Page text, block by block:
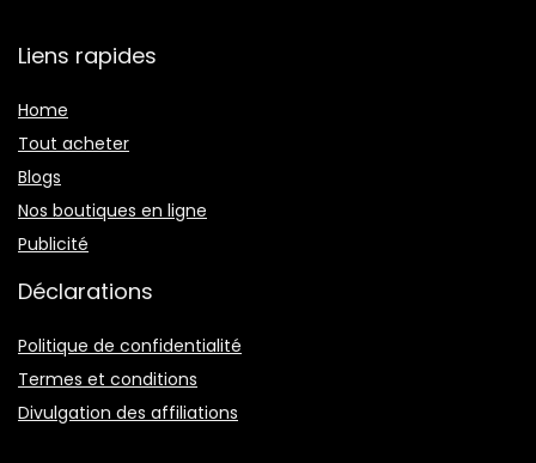
Liens rapides
Home
Tout acheter
Blogs
Nos boutiques en ligne
Publicité
Déclarations
Politique de confidentialité
Termes et conditions
Divulgation des affiliations